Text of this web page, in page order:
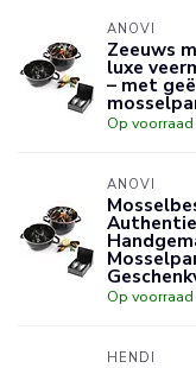
ANOVI
Zeeuws
luxe
– met
Op voorraad
ANOVI
Op voorraad
HENDI